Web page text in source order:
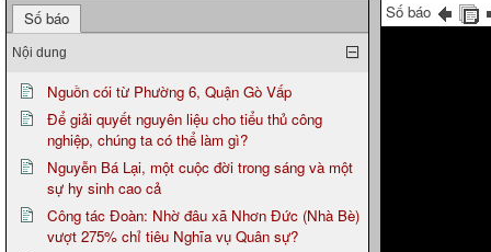
Số báo
Nội dung
Nguồn cói từ Phường 6, Quận Gò Vấp
Để giải quyết nguyên liệu cho tiểu thủ công
nghiệp, chúng ta có thể làm gì?
Nguyễn Bá Lại, một cuộc đời trong sáng và một
sự hy sinh cao cả
Công tác Đoàn: Nhờ đâu xã Nhơn Đức (Nhà Bè)
vượt 275% chỉ tiêu Nghĩa vụ Quân sự?
Số báo